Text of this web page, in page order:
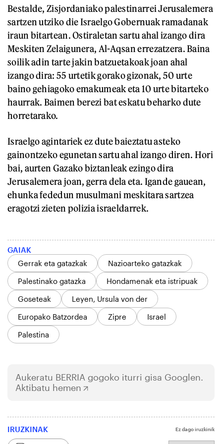
Bestalde, Zisjordaniako palestinarrei Jerusalemera
sartzen utziko die Israelgo Gobernuak ramadanak
iraun bitartean. Ostiraletan sartu ahal izango dira
Meskiten Zelaigunera, Al-Aqsan errezatzera. Baina
soilik adin tarte jakin batzuetakoak joan ahal
izango dira: 55 urtetik gorako gizonak, 50 urte
baino gehiagoko emakumeak eta 10 urte bitarteko
haurrak. Baimen berezi bat eskatu beharko dute
horretarako.
Israelgo agintariek ez dute baieztatu asteko
gainontzeko egunetan sartu ahal izango diren. Hori
bai, aurten Gazako biztanleak ezingo dira
Jerusalemera joan, gerra dela eta. Igande gauean,
ehunka fededun musulmani meskitara sartzea
eragotzi zieten polizia israeldarrek.
GAIAK
Gerrak eta gatazkak
Nazioarteko gatazkak
Palestinako gatazka
Hondamenak eta istripuak
Goseteak
Leyen, Ursula von der
Europako Batzordea
Zipre
Israel
Palestina
Aukeratu BERRIA gogoko iturri gisa Googlen.
Aktibatu hemen
IRUZKINAK Ez dago iruzkinik